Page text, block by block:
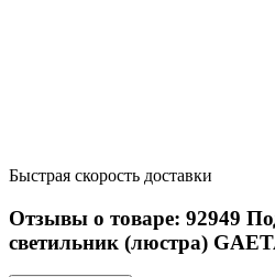
Быстрая скорость доставки
Отзывы о товаре: 92949
светильник (люстра)